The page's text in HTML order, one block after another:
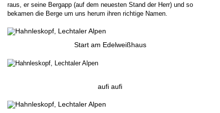
raus, er seine Bergapp (auf dem neuesten Stand der Herr) und so
bekamen die Berge um uns herum ihren richtige Namen.
Start am Edelweißhaus
aufi aufi